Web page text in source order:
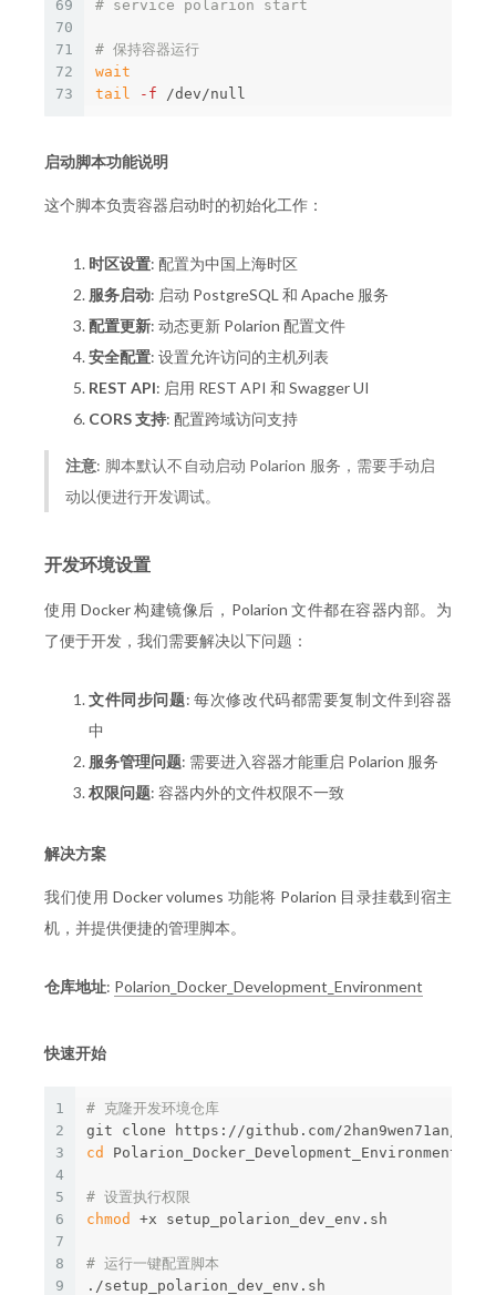
69
70
71
72
73
# service polarion start
# 保持容器运行
wait
tail
-f
启动脚本功能说明
这个脚本负责容器启动时的初始化工作：
时区设置: 配置为中国上海时区
服务启动: 启动 PostgreSQL 和 Apache 服务
配置更新: 动态更新 Polarion 配置文件
安全配置: 设置允许访问的主机列表
REST API: 启用 REST API 和 Swagger UI
CORS 支持: 配置跨域访问支持
注意: 脚本默认不自动启动 Polarion 服务，需要手动启
动以便进行开发调试。
开发环境设置
使用 Docker 构建镜像后，Polarion 文件都在容器内部。为
了便于开发，我们需要解决以下问题：
文件同步问题: 每次修改代码都需要复制文件到容器
中
服务管理问题: 需要进入容器才能重启 Polarion 服务
权限问题: 容器内外的文件权限不一致
解决方案
我们使用 Docker volumes 功能将 Polarion 目录挂载到宿主
机，并提供便捷的管理脚本。
仓库地址: Polarion_Docker_Development_Environment
快速开始
1
2
3
4
5
6
7
8
9
# 克隆开发环境仓库
cd Polarion_Docker_Development_Environment
# 设置执行权限
chmod
+x setup_polarion_dev_env.sh
# 运行一键配置脚本